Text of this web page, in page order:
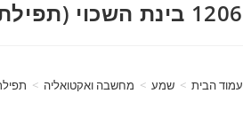
1206 בינת השכוי (תפילת המח והלב)
עמוד הבית > שמע > מחשבה ואקטואליה >